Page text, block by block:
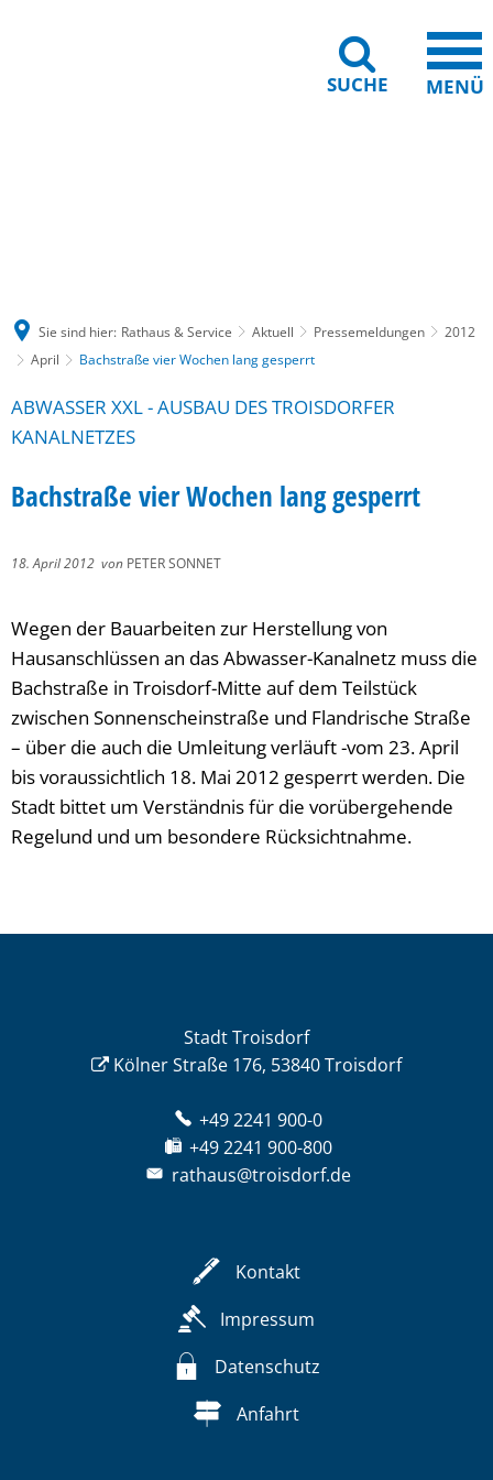
SUCHE MENÜ
Sie sind hier: Rathaus & Service Aktuell Pressemeldungen
2012
April
Bachstraße vier Wochen lang gesperrt
ABWASSER XXL - AUSBAU DES TROISDORFER
KANALNETZES
Bachstraße vier Wochen lang gesperrt
18. April 2012 von PETER SONNET
Wegen der Bauarbeiten zur Herstellung von
Hausanschlüssen an das Abwasser-Kanalnetz muss die
Bachstraße in Troisdorf-Mitte auf dem Teilstück
zwischen Sonnenscheinstraße und Flandrische Straße
– über die auch die Umleitung verläuft -vom 23. April
bis voraussichtlich 18. Mai 2012 gesperrt werden. Die
Stadt bittet um Verständnis für die vorübergehende
Regelund und um besondere Rücksichtnahme.
Stadt Troisdorf
Kölner Straße 176, 53840 Troisdorf
+49 2241 900-0
+49 2241 900-800
rathaus@troisdorf.de
Kontakt
Impressum
Datenschutz
Anfahrt